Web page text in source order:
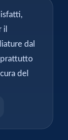
il
dal
del